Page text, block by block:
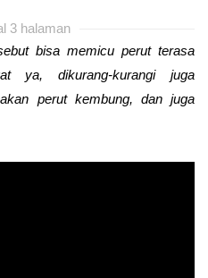
3 halaman
bisa memicu perut terasa
ya, dikurang-kurangi juga
perut kembung, dan juga